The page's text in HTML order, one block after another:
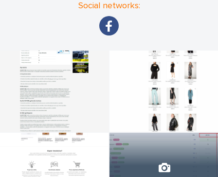
Strādājot ar mums, uzņēmumi iegūst ne tikai tehniskos
risinājumus, bet arī stratēģisku pieeju, kas balstīta uz datiem un
mērījumiem. Mūsu pieredze un spēja pielāgoties tirgus prasībām
ilgtspējīgu izaugsmi.
Ja vēlaties uzlabot savu uzņēmuma digitālo klātbūtni, palielināt
pārdošanas apjomus vai attīstīt efektīvas mārketinga
stratēģijas, sazinieties ar mums jau šodien! eComStrive komanda
ar prieku piedāvās bezmaksas konsultāciju, lai izprastu Jūsu
biznesa vajadzības un palīdzētu izstrādāt pielāgotu risinājumu,
kas veicinās izaugsmi un panākumus digitālajā vidē.
Social networks: